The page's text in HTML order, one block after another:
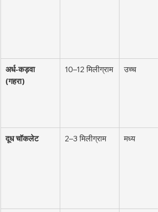
अर्ध-कड़वा
(गहरा)
10–12 मिलीग्राम उच्च
दूध चॉकलेट 2–3 मिलीग्राम मध्य